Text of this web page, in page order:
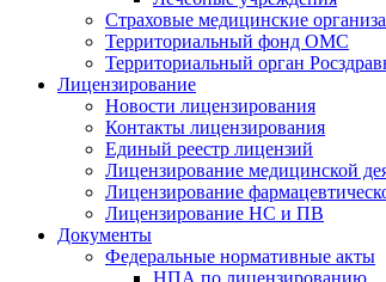
Страховые медицинские
Территориальный фонд ОМС
Территориальный орган
Лицензирование
Новости лицензирования
Контакты лицензирования
Единый реестр лицензий
Лицензирование медицинской
Лицензирование
Лицензирование НС и ПВ
Документы
Федеральные нормативные акты